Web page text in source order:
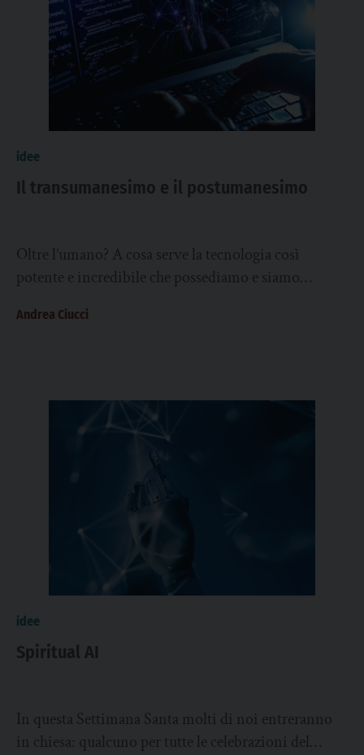
idee
Il transumanesimo e il postumanesimo
Oltre l’umano? A cosa serve la tecnologia così
potente e incredibile che possediamo e siamo
Andrea Ciucci
idee
Spiritual AI
In questa Settimana Santa molti di noi entreranno
in chiesa: qualcuno per tutte le celebrazioni del